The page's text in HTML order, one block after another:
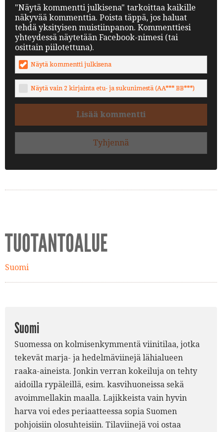
"Näytä kommentti julkisena" tarkoittaa kaikille
näkyvää kommenttia. Poista täppä, jos haluat
tehdä yksityisen muistiinpanon. Kommenttiesi
yhteydessä näytetään Facebook-nimesi (tai
osittain piilotettuna).
Näytä kommentti julkisena
Näytä vain 2 kirjainta etu- ja sukunimestä (AA*** BB***)
Lisää kommentti
Tyhjennä
TUOTANTOALUE
Suomi
Suomi
Suomessa on kolmisenkymmentä viinitilaa, jotka
tekevät marja- ja hedelmäviinejä lähialueen
raaka-aineista. Jonkin verran kokeiluja on tehty
aidoilla rypäleillä, esim. kasvihuoneissa sekä
avoimmellakin maalla. Lajikkeista vain hyvin
harva voi edes periaatteessa sopia Suomen
pohjoisiin olosuhteisiin. Tilaviinejä voi ostaa